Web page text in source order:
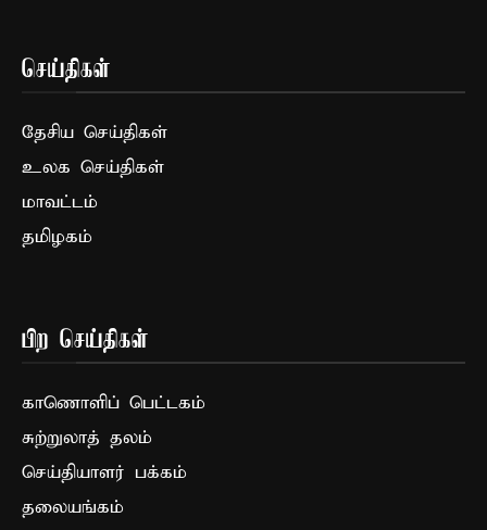
செய்திகள்
தேசிய செய்திகள்
உலக செய்திகள்
மாவட்டம்
தமிழகம்
பிற செய்திகள்
காணொளிப் பெட்டகம்
சுற்றுலாத் தலம்
செய்தியாளர் பக்கம்
தலையங்கம்